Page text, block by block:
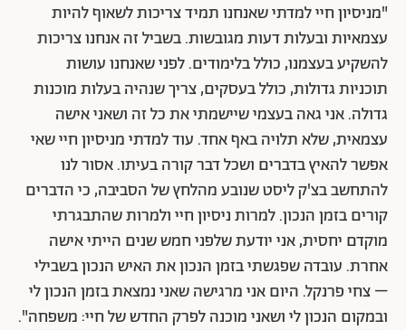
"מניסיון חיי למדתי שאנחנו תמיד צריכות לשאוף להיות
עצמאיות ובעלות דעות מגובשות. בשביל זה אנחנו צריכות
להשקיע בעצמנו, כולל בלימודים. לפני שאנחנו עושות
תוכניות גדולות, כולל בעסקים, צריך שנהיה בעלות מוכנות
גדולה. אני גאה בעצמי שיישמתי את כל זה ושאני אישה
עצמאית, שלא תלויה באף אחד. עוד למדתי מניסיון חיי שאי
אפשר להאיץ בדברים ושכל דבר קורה בעיתו. אסור לנו
להתחשב בצ'ק ליסט שנובע מהלחץ של הסביבה, כי הדברים
קורים בזמן הנכון. למרות ניסיון חיי ולמרות שהתבגרתי
מוקדם יחסית, אני יודעת שלפני חמש שנים הייתי אישה
אחרת. עובדה שפגשתי בזמן הנכון את האיש הנכון בשבילי
– צחי פרנקל. היום אני מרגישה שאני נמצאת בזמן הנכון לי
ובמקום הנכון לי ושאני מוכנה לפרק החדש של חיי: משפחה".